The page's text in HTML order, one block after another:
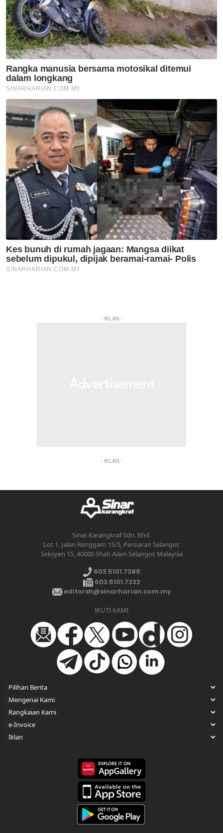
- IKLAN -
- IKLAN -
Sinar Karangkraf Sdn. Bhd.
Lot 1, Jalan Renggam 15/5, Persiaran Selangor,
Seksyen 15, 40000 Shah Alam Selangor, Malaysia
603.5101.7388
603.5101.7333
editorsh@sinarharian.com.my
IKUTI KAMI